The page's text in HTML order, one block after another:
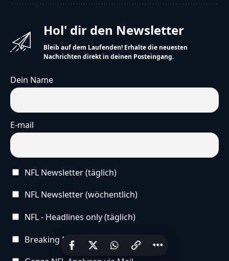
Hol' dir den Newsletter
Bleib auf dem Laufenden! Erhalte die neuesten
Nachrichten direkt in deinen Posteingang.
Dein Name
E-mail
NFL Newsletter (täglich)
NFL Newsletter (wöchentlich)
NFL - Headlines only (täglich)
Breaking News